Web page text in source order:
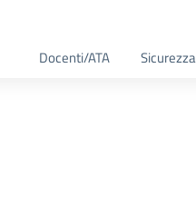
Docenti/ATA Sicurezza